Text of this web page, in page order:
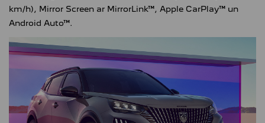
km/h), Mirror Screen ar MirrorLink™, Apple CarPlay™ un
Android Auto™.